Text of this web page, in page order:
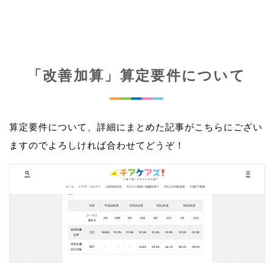
「改善加算」算定要件について
算定要件について、詳細にまとめた記事がこちらにござい
ますのでよろしければ合わせてどうぞ！